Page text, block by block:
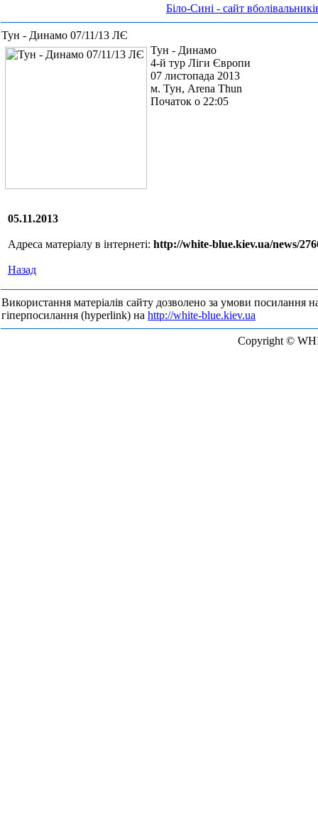
Біло-Сині - сайт
Тун - Динамо 07/11/13 ЛЄ
Тун - Динамо
4-й тур Ліги Європи
07 листопада 2013
м. Тун, Arena Thun
Початок о 22:05
05.11.2013
Адреса матеріалу в інтернеті: http://white-blue.kiev.ua/news/
Назад
Використання матеріалів сайту дозволено за умови посилання
гіперпосилання (hyperlink) на http://white-blue.kiev.ua
Copyright ©